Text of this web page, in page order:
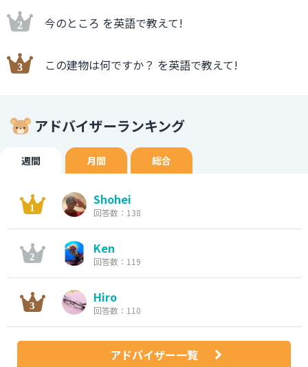
今のところ を英語で教えて!
この建物は何ですか？ を英語で教えて!
アドバイザーランキング
週間 月間 総合
Shohei
回答数：138
Ken
回答数：119
Hiro
回答数：110
アドバイザー一覧